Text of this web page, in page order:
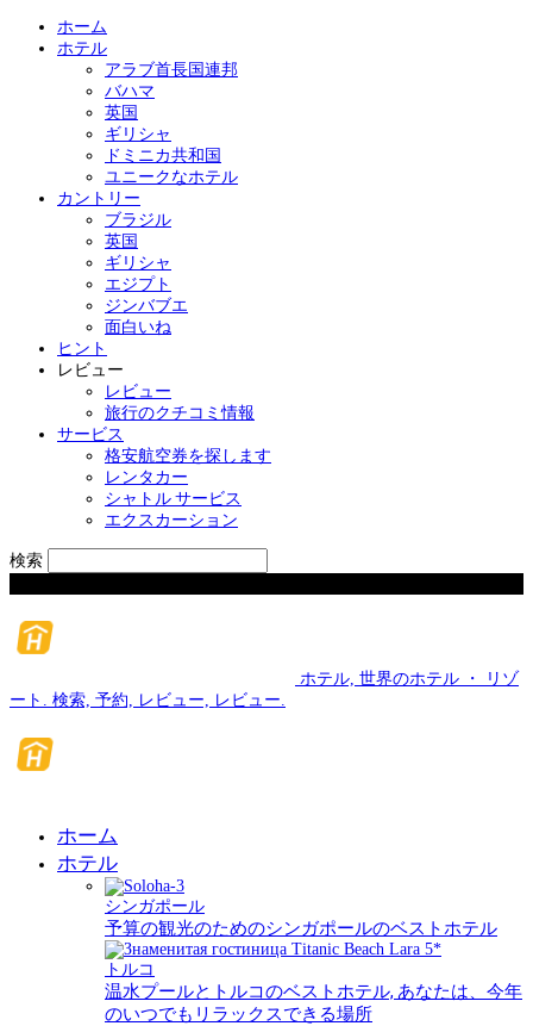
ホーム
ホテル
アラブ首長国連邦
バハマ
英国
ギリシャ
ドミニカ共和国
ユニークなホテル
カントリー
ブラジル
英国
ギリシャ
エジプト
ジンバブエ
面白いね
ヒント
レビュー
レビュー
旅行のクチコミ情報
サービス
格安航空券を探します
レンタカー
シャトル サービス
エクスカーション
検索
ホテル, 世界のホテル ・ リゾ
ート. 検索, 予約, レビュー, レビュー.
ホーム
ホテル
シンガポール
予算の観光のためのシンガポールのベストホテル
トルコ
温水プールとトルコのベストホテル, あなたは、今年
のいつでもリラックスできる場所